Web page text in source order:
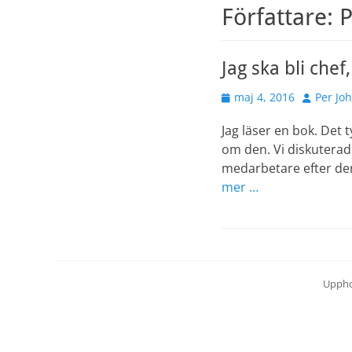
Författare:
Jag ska bli
Publicerad
maj 4, 2016 Per
Jag läser en bok.
om den. Vi
medarbetare efter
mer …